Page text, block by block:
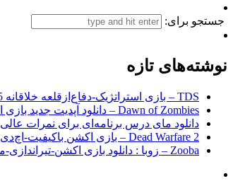
جستجو برای:
نوشته‌های تازه
TDS – بازی استراتژیک-دفاع‌از‌قلعه خلاقانه 2.5 بعدی برج سرنوشت برای اندروید + نسخه مود
Dawn of Zombies – دانلود آپدیت جدید بازی اکشن رستاخیز زامبی‌ها اندروید
دانلود مای درس برنامه‌ای برای نمرات عالی
Dead Warfare 2 – بازی اکشن باکیفیت-اچ‌دی جنگ با زامبی‌ها 2 اندروید+مود
Zooba – زوبا : دانلود بازی اکشن-تیراندازی-مولتی‌پلیر کارتونی آنلاین اندروید